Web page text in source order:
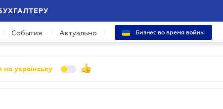
События Актуально Бизнес во время войны
на українську